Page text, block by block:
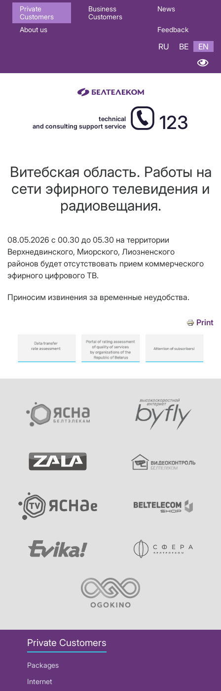
Основная
навигация
Private
Customers
Business
Customers
News
About us Feedback
RU BE EN
technical
and consulting support service
123
Витебская область. Работы на
сети эфирного телевидения и
радиовещания.
08.05.2026 с 00.30 до 05.30 на территории
Верхнедвинского, Миорского, Лиозненского
районов будет отсутствовать прием коммерческого
эфирного цифрового ТВ.
Приносим извинения за временные неудобства.
Print
Private Customers
Packages
Internet